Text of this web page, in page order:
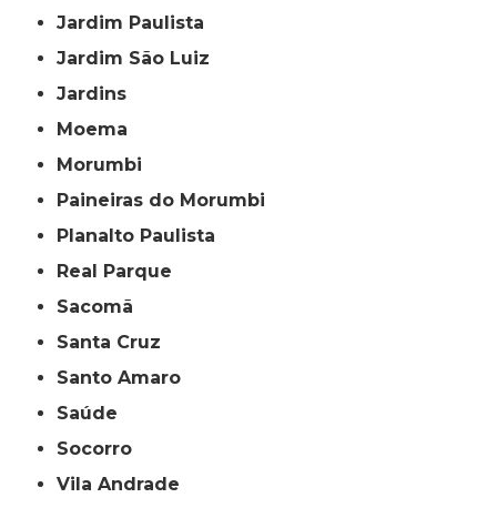
Jardim Paulista
Jardim São Luiz
Jardins
Moema
Morumbi
Paineiras do Morumbi
Planalto Paulista
Real Parque
Sacomã
Santa Cruz
Santo Amaro
Saúde
Socorro
Vila Andrade